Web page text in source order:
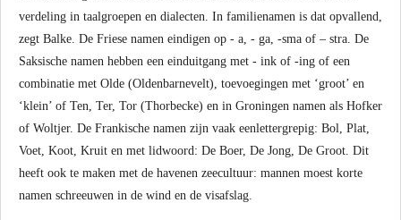
verdeling in taalgroepen en dialecten. In familienamen is dat opvallend,
zegt Balke. De Friese namen eindigen op - a, - ga, -sma of – stra. De
Saksische namen hebben een einduitgang met - ink of -ing of een
combinatie met Olde (Oldenbarnevelt), toevoegingen met ‘groot’ en
‘klein’ of Ten, Ter, Tor (Thorbecke) en in Groningen namen als Hofker
of Woltjer. De Frankische namen zijn vaak eenlettergrepig: Bol, Plat,
Voet, Koot, Kruit en met lidwoord: De Boer, De Jong, De Groot. Dit
heeft ook te maken met de havenen zeecultuur: mannen moest korte
namen schreeuwen in de wind en de visafslag.